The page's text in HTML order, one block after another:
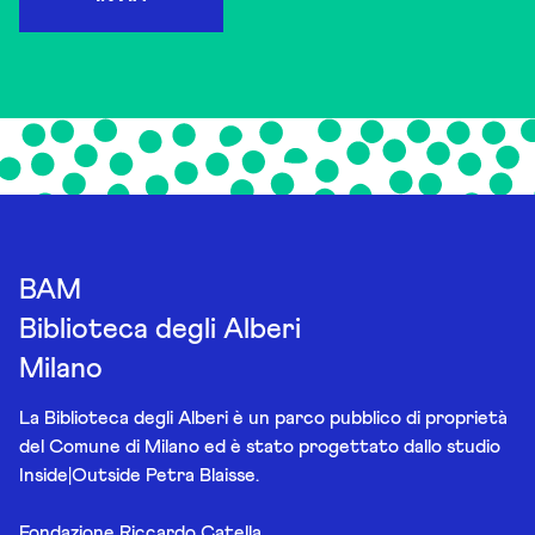
BAM
Biblioteca degli Alberi
Milano
La Biblioteca degli Alberi è un parco pubblico di proprietà
del Comune di Milano ed è stato progettato dallo studio
Inside|Outside Petra Blaisse.